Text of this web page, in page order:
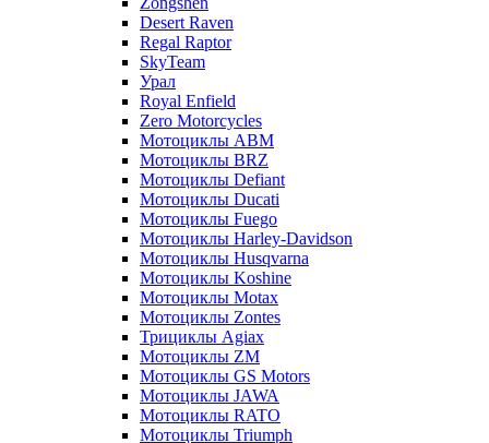
Desert Raven
Regal Raptor
SkyTeam
Урал
Royal Enfield
Zero Motorcycles
Мотоциклы ABM
Мотоциклы BRZ
Мотоциклы Defiant
Мотоциклы Ducati
Мотоциклы Fuego
Мотоциклы Harley-Davidson
Мотоциклы Husqvarna
Мотоциклы Koshine
Мотоциклы Motax
Мотоциклы Zontes
Трициклы Agiax
Мотоциклы ZM
Мотоциклы GS Motors
Мотоциклы JAWA
Мотоциклы RATO
Мотоциклы Triumph